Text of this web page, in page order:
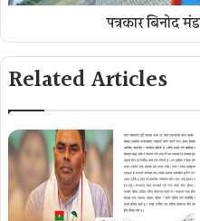
पत्रकार बिनाेद
Related Articles